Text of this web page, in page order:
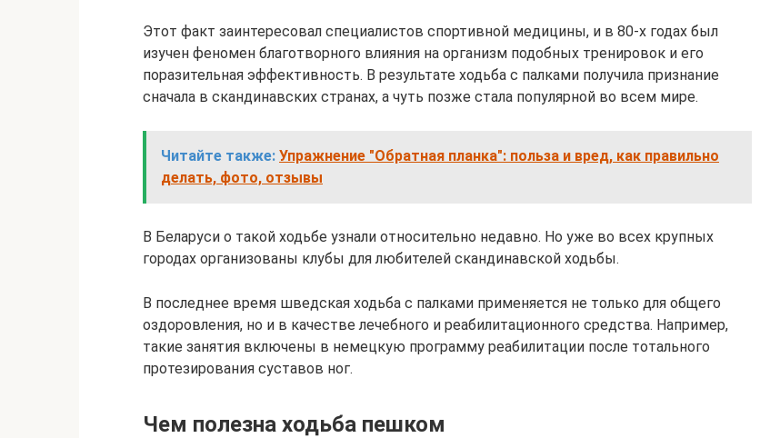
Этот факт заинтересовал специалистов спортивной медицины, и в 80-х годах был
изучен феномен благотворного влияния на организм подобных тренировок и его
поразительная эффективность. В результате ходьба с палками получила признание
сначала в скандинавских странах, а чуть позже стала популярной во всем мире.
Читайте также: Упражнение "Обратная планка": польза и вред, как правильно
делать, фото, отзывы
В Беларуси о такой ходьбе узнали относительно недавно. Но уже во всех крупных
городах организованы клубы для любителей скандинавской ходьбы.
В последнее время шведская ходьба с палками применяется не только для общего
оздоровления, но и в качестве лечебного и реабилитационного средства. Например,
такие занятия включены в немецкую программу реабилитации после тотального
протезирования суставов ног.
Чем полезна ходьба пешком